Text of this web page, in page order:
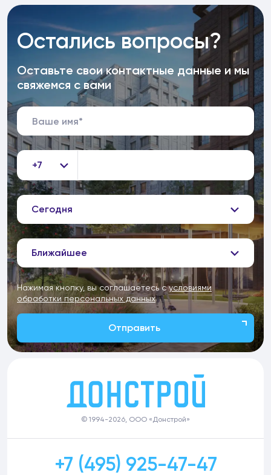
Остались вопросы?
Оставьте свои контактные данные и мы
свяжемся с вами
+7
Сегодня
Ближайшее
Нажимая кнопку, вы соглашаетесь сусловиями
обработки персональных данных
Отправить
© 1994-2026, ООО «Донстрой»
+7 (495) 925-47-47